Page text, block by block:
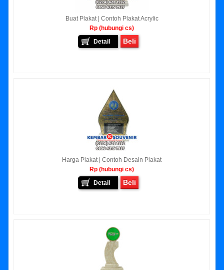
Buat Plakat | Contoh Plakat Acrylic
Rp (hubungi cs)
Detail
Beli
Harga Plakat | Contoh Desain Plakat
Rp (hubungi cs)
Detail
Beli